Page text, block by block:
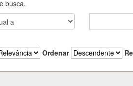
busca.
Ordenar